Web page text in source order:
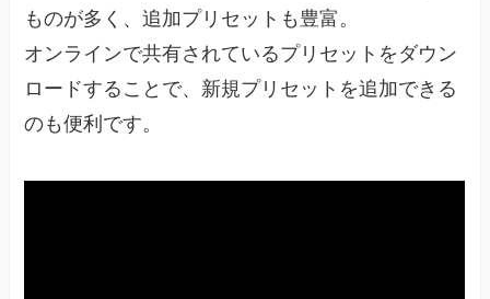
ものが多く、追加プリセットも豊富。
オンラインで共有されているプリセットをダウン
ロードすることで、新規プリセットを追加できる
のも便利です。